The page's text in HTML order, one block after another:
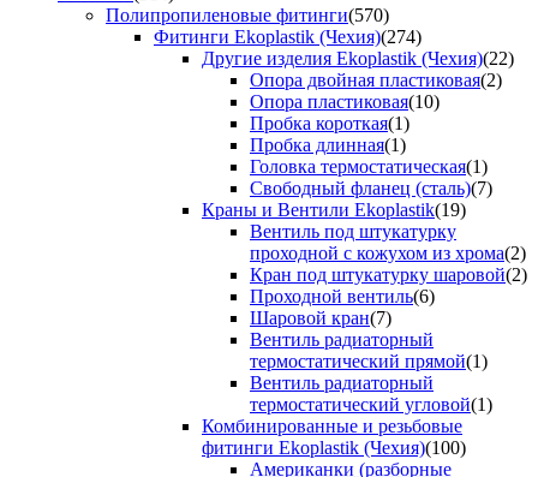
Полипропиленовые фитинги(570)
Фитинги Ekoplastik (Чехия)(274)
Другие изделия Ekoplastik (Чехия)(22)
Опора двойная пластиковая(2)
Опора пластиковая(10)
Пробка короткая(1)
Пробка длинная(1)
Головка термостатическая(1)
Свободный фланец (сталь)(7)
Краны и Вентили Ekoplastik(19)
Вентиль под штукатурку
проходной с кожухом из хрома(2)
Кран под штукатурку шаровой(2)
Проходной вентиль(6)
Шаровой кран(7)
Вентиль радиаторный
термостатический прямой(1)
Вентиль радиаторный
термостатический угловой(1)
Комбинированные и резьбовые
фитинги Ekoplastik (Чехия)(100)
Американки (разборные